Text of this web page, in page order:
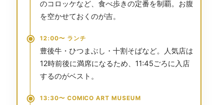
のコロッケなど、食べ歩きの定番を制覇。お腹
を空かせておくのが吉。
12:00〜 ランチ
豊後牛・ひつまぶし・十割そばなど。人気店は
12時前後に満席になるため、11:45ごろに入店
するのがベスト。
13:30〜 COMICO ART MUSEUM